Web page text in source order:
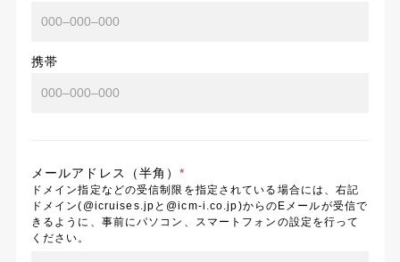
携帯
メールアドレス（半角）*
ドメイン指定などの受信制限を指定されている場合には、右記
ドメイン(@icruises.jpと@icm-i.co.jp)からのEメールが受信で
きるように、事前にパソコン、スマートフォンの設定を行って
ください。